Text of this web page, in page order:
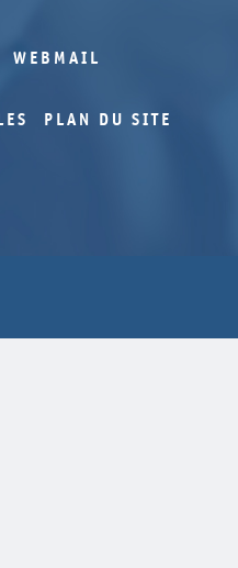
WEBMAIL
PLAN DU SITE